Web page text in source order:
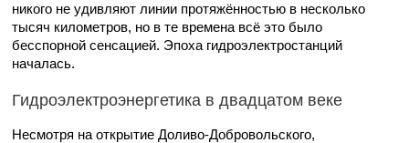
никого не удивляют линии протяжённостью в несколько
тысяч километров, но в те времена всё это было
бесспорной сенсацией. Эпоха гидроэлектростанций
началась.
Гидроэлектроэнергетика в двадцатом веке
Несмотря на открытие Доливо-Добровольского,